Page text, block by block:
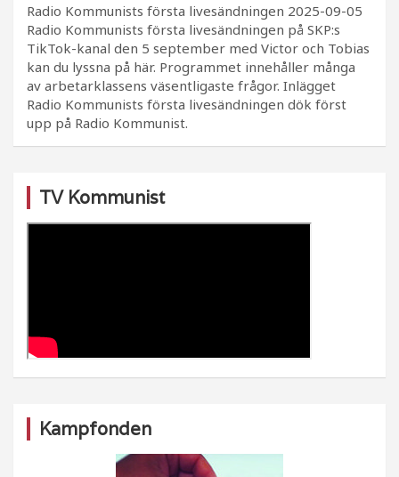
Radio Kommunists första livesändningen 2025-09-05
Radio Kommunists första livesändningen på SKP:s
TikTok-kanal den 5 september med Victor och Tobias
kan du lyssna på här. Programmet innehåller många
av arbetarklassens väsentligaste frågor. Inlägget
Radio Kommunists första livesändningen dök först
upp på Radio Kommunist.
TV Kommunist
Kampfonden